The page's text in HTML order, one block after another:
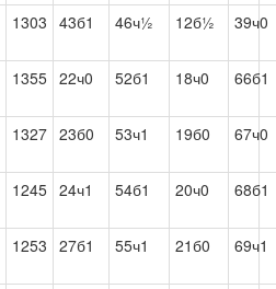
1303 43б1 46ч½ 12б½ 39ч0
1355 22ч0 52б1 18ч0 66б1
1327 23б0 53ч1 19б0 67ч0
1245 24ч1 54б1 20ч0 68б1
1253 27б1 55ч1 21б0 69ч1